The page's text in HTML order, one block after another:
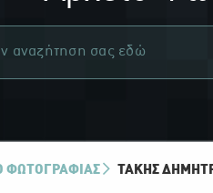
ΦΩΤΟΓΡΑΦΙΑΣ ΤΆΚΗΣ